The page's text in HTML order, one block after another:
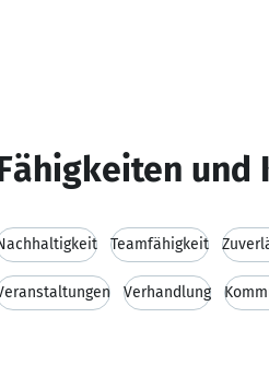
und
Teamfähigkeit
Verhandlung